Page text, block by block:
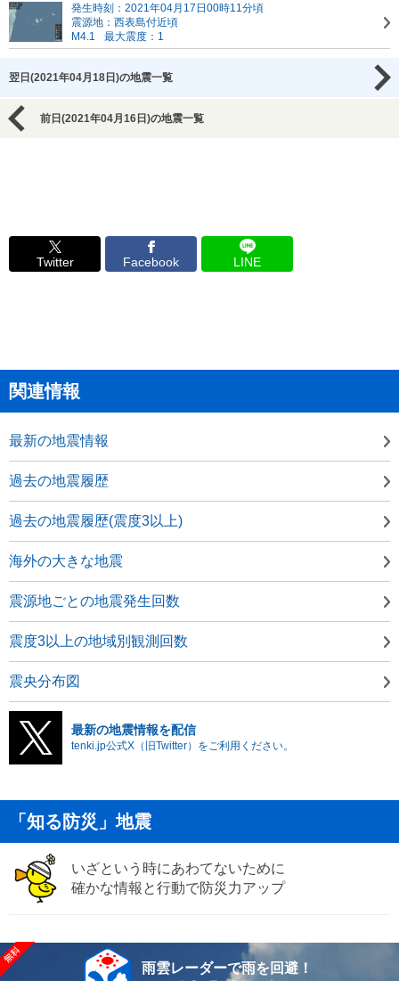
発生時刻：2021年04月17日00時11分頃
震源地：西表島付近頃
M4.1
最大震度：1
翌日(2021年04月18日)の地震一覧
前日(2021年04月16日)の地震一覧
Twitter Facebook LINE
関連情報
最新の地震情報
過去の地震履歴
過去の地震履歴(震度3以上)
海外の大きな地震
震源地ごとの地震発生回数
震度3以上の地域別観測回数
震央分布図
最新の地震情報を配信
tenki.jp公式X（旧Twitter）をご利用ください。
「知る防災」地震
いざという時にあわてないために
確かな情報と行動で防災力アップ
雨雲レーダーで雨を回避！